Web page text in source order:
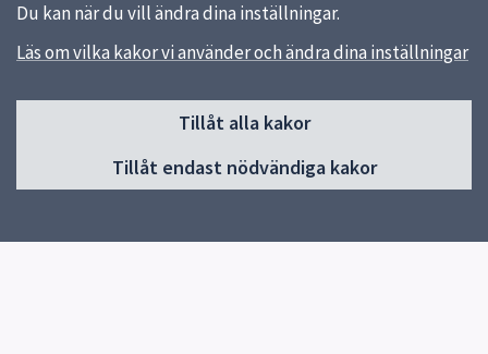
Du kan när du vill ändra dina inställningar.
Läs om vilka kakor vi använder och ändra dina inställningar
Tillåt alla kakor
Tillåt endast nödvändiga kakor